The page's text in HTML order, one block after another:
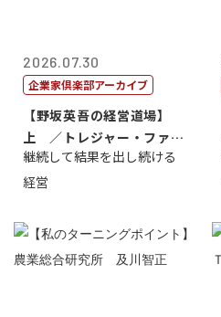
2026.07.30
企業家倶楽部アーカイブ
【野坂英吾の経営道場】
上 ／トレジャー・ファク
トリー社長野坂...
継続して結果を出し続ける
経営